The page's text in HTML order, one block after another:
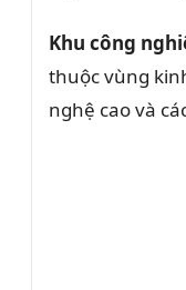
Khu công
thuộc vùng
nghệ cao và